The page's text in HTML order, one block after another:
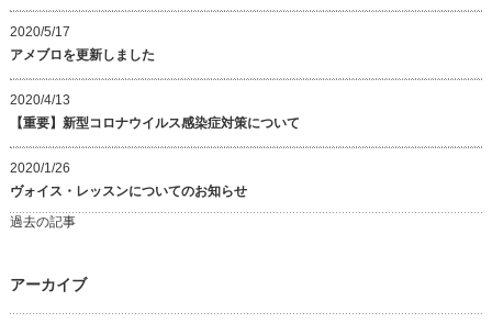
2020/5/17
アメブロを更新しました
2020/4/13
【重要】新型コロナウイルス感染症対策について
2020/1/26
ヴォイス・レッスンについてのお知らせ
過去の記事
アーカイブ